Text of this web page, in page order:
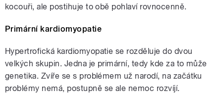
pause
kocouři, ale postihuje to obě pohlaví rovnocenně.
Primární kardiomyopatie
Hypertrofická kardiomyopatie se rozděluje do dvou
velkých skupin. Jedna je primární, tedy kde za to může
genetika. Zvíře se s problémem už narodí, na začátku
problémy nemá, postupně se ale nemoc rozvíjí.